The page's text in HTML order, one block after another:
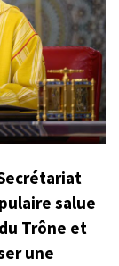
salue
Trône et
une